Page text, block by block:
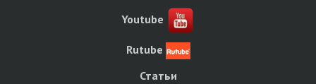
Youtube
Rutube
Статьи